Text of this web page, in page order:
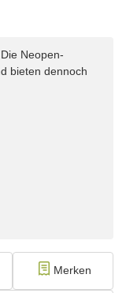
Neopen-
bieten dennoch
Merken